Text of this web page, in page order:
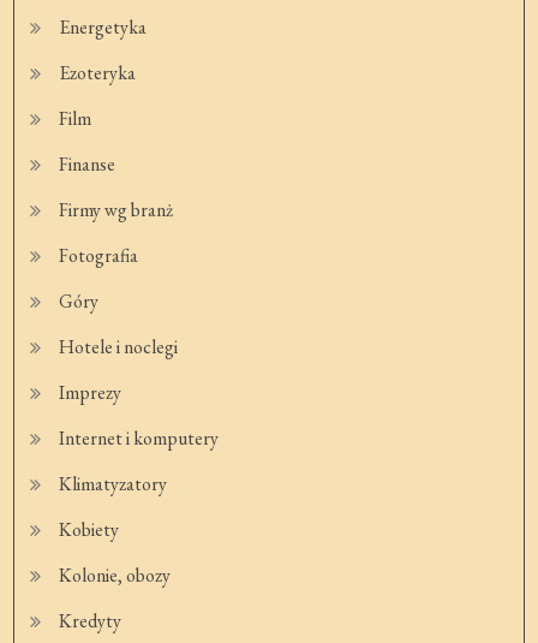
Energetyka
Ezoteryka
Film
Finanse
Firmy wg branż
Fotografia
Góry
Hotele i noclegi
Imprezy
Internet i komputery
Klimatyzatory
Kobiety
Kolonie, obozy
Kredyty